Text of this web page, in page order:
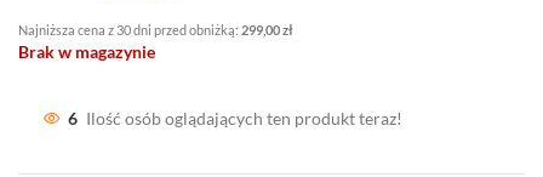
Najniższa cena z 30 dni przed obniżką: 299,00zł
Brak w magazynie
6 Ilość osób oglądających ten produkt teraz!